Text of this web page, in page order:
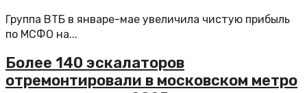
Группа ВТБ в январе-мае увеличила чистую прибыль
по МСФО на...
Более 140 эскалаторов
отремонтировали в московском метро